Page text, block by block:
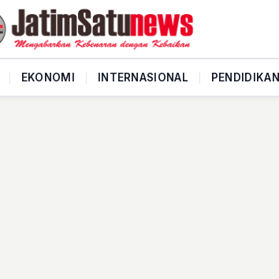
EKONOMI INTERNASIONAL PENDIDIKAN